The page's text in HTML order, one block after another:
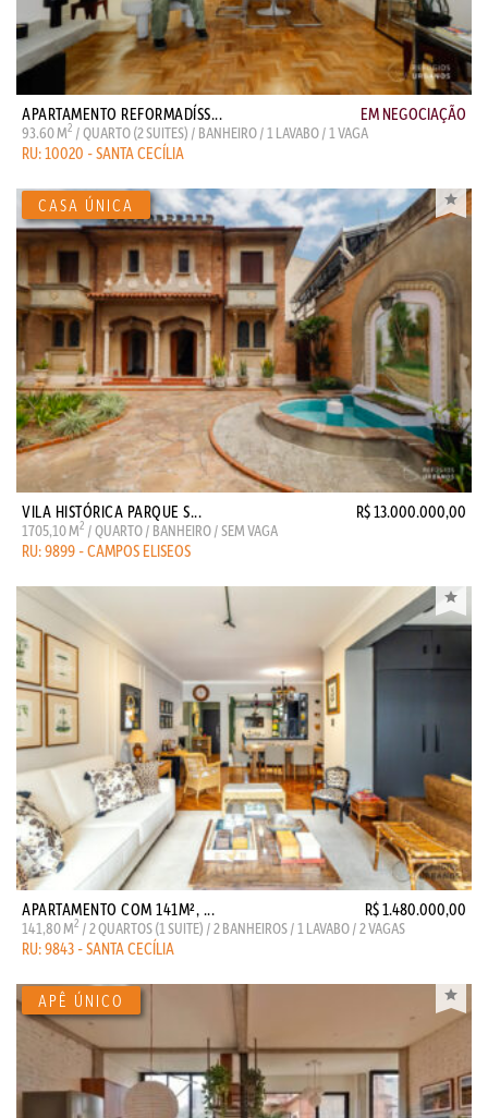
APARTAMENTO REFORMADÍSS... EM NEGOCIAÇÃO
93.60 M2 / QUARTO (2 SUITES) / BANHEIRO / 1 LAVABO / 1 VAGA
RU: 10020 - SANTA CECÍLIA
VILA HISTÓRICA PARQUE S... R$ 13.000.000,00
1705,10 M2 / QUARTO / BANHEIRO / SEM VAGA
RU: 9899 - CAMPOS ELISEOS
APARTAMENTO COM 141M², ... R$ 1.480.000,00
141,80 M2 / 2 QUARTOS (1 SUITE) / 2 BANHEIROS / 1 LAVABO / 2 VAGAS
RU: 9843 - SANTA CECÍLIA